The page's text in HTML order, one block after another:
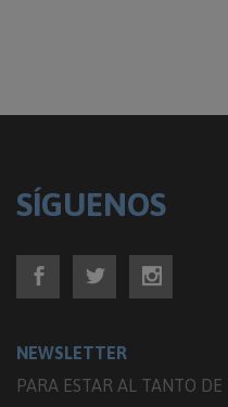
SÍGUENOS
NEWSLETTER
PARA ESTAR AL TANTO